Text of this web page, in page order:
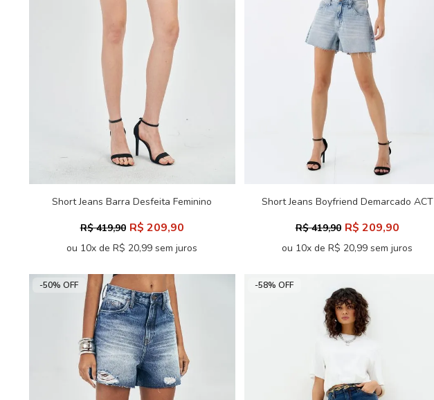
Short Jeans Barra Desfeita Feminino
R$ 419,90 R$ 209,90
ou 10x de R$ 20,99 sem juros
Short Jeans Boyfriend Demarcado ACT
R$ 419,90 R$ 209,90
ou 10x de R$ 20,99 sem juros
-50% OFF -58% OFF